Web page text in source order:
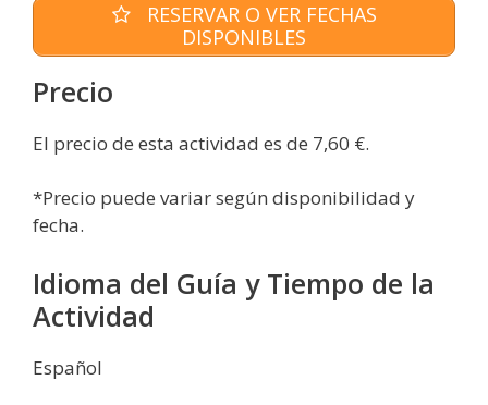
RESERVAR O VER FECHAS
DISPONIBLES
Precio
El precio de esta actividad es de 7,60 €.
*Precio puede variar según disponibilidad y
fecha.
Idioma del Guía y Tiempo de la
Actividad
Español